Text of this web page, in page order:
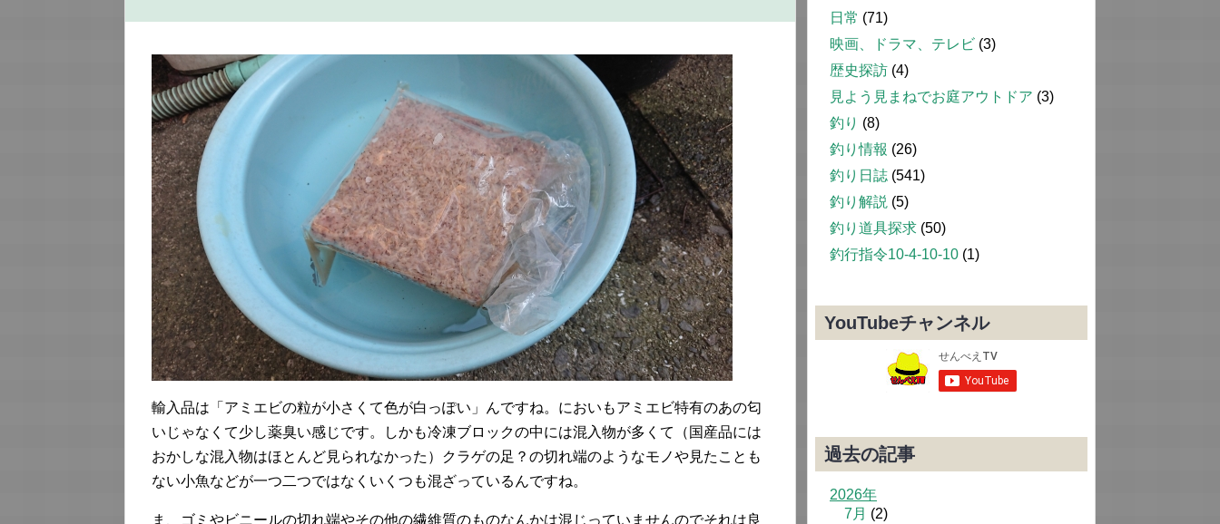
輸入品は「アミエビの粒が小さくて色が白っぽい」んですね。においもアミエビ特有のあの匂
いじゃなくて少し薬臭い感じです。しかも冷凍ブロックの中には混入物が多くて（国産品には
おかしな混入物はほとんど見られなかった）クラゲの足？の切れ端のようなモノや見たことも
ない小魚などが一つ二つではなくいくつも混ざっているんですね。
ま、ゴミやビニールの切れ端やその他の繊維質のものなんかは混じっていませんのでそれは良
日常 (71)
映画、ドラマ、テレビ (3)
歴史探訪 (4)
見よう見まねでお庭アウトドア (3)
釣り (8)
釣り情報 (26)
釣り日誌 (541)
釣り解説 (5)
釣り道具探求 (50)
釣行指令10-4-10-10 (1)
YouTubeチャンネル
過去の記事
2026年
7月 (2)